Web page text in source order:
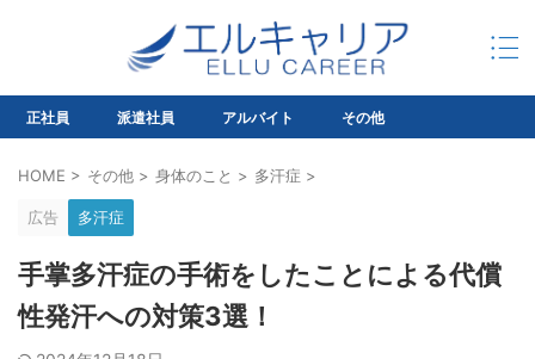
正社員 派遣社員 アルバイト その他
HOME > その他 > 身体のこと > 多汗症 >
広告 多汗症
手掌多汗症の手術をしたことによる代償
性発汗への対策3選！